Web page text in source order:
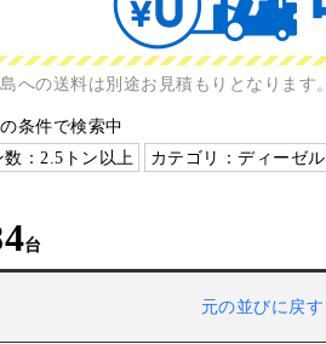
への送料は別途お見積もりとなります。
条件で検索中
数：2.5トン以上
カテゴリ：ディーゼル
元の並びに戻す